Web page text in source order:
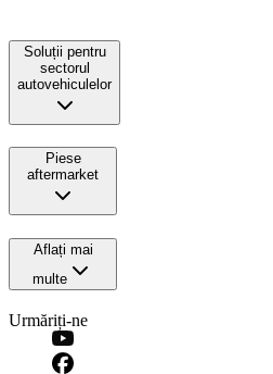
Soluții pentru
sectorul
autovehiculelor
Piese
aftermarket
Aflați mai
multe
Urmăriți-ne